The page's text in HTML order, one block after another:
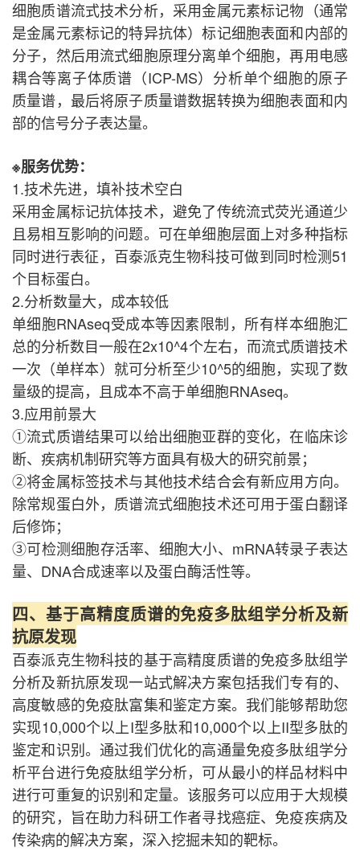
细胞质谱流式技术分析，采用金属元素标记物（通常
是金属元素标记的特异抗体）标记细胞表面和内部的
分子，然后用流式细胞原理分离单个细胞，再用电感
耦合等离子体质谱（ICP-MS）分析单个细胞的原子
质量谱，最后将原子质量谱数据转换为细胞表面和内
部的信号分子表达量。
※服务优势：
1.技术先进，填补技术空白
采用金属标记抗体技术，避免了传统流式荧光通道少
且易相互影响的问题。可在单细胞层面上对多种指标
同时进行表征，百泰派克生物科技可做到同时检测51
个目标蛋白。
2.分析数量大，成本较低
单细胞RNAseq受成本等因素限制，所有样本细胞汇
总的分析数目一般在2x10^4个左右，而流式质谱技术
一次（单样本）就可分析至少10^5的细胞，实现了数
量级的提高，且成本不高于单细胞RNAseq。
3.应用前景大
①流式质谱结果可以给出细胞亚群的变化，在临床诊
断、疾病机制研究等方面具有极大的研究前景；
②将金属标签技术与其他技术结合会有新应用方向。
除常规蛋白外，质谱流式细胞技术还可用于蛋白翻译
后修饰；
③可检测细胞存活率、细胞大小、mRNA转录子表达
量、DNA合成速率以及蛋白酶活性等。
四、基于高精度质谱的免疫多肽组学分析及新
抗原发现
百泰派克生物科技的基于高精度质谱的免疫多肽组学
分析及新抗原发现一站式解决方案包括我们专有的、
高度敏感的免疫肽富集和鉴定方案。我们能够帮助您
实现10,000个以上I型多肽和10,000个以上II型多肽的
鉴定和识别。通过我们优化的高通量免疫多肽组学分
析平台进行免疫肽组学分析，可从最小的样品材料中
进行可重复的识别和定量。该服务可以应用于大规模
的研究，旨在助力科研工作者寻找癌症、免疫疾病及
传染病的解决方案，深入挖掘未知的靶标。